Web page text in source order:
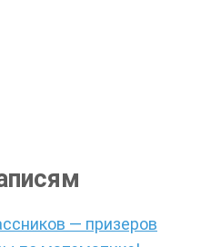
— призеров